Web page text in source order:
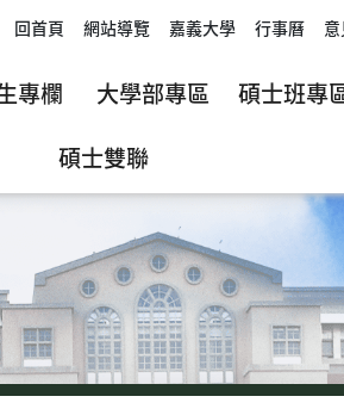
回首頁 網站導覽 嘉義大學 行事曆
專欄 大學部專區 碩士班專
碩士雙聯